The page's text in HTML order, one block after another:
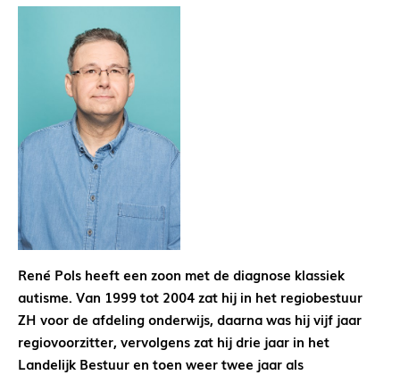
René Pols heeft een zoon met de diagnose klassiek
autisme. Van 1999 tot 2004 zat hij in het regiobestuur
ZH voor de afdeling onderwijs, daarna was hij vijf jaar
regiovoorzitter, vervolgens zat hij drie jaar in het
Landelijk Bestuur en toen weer twee jaar als